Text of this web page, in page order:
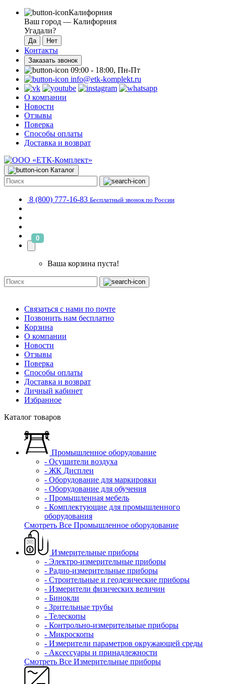
Калифорния
Ваш город — Калифорния
Угадали?
Контакты
Заказать звонок
09:00 - 18:00, Пн-Пт
info@etk-komplekt.ru
О компании
Новости
Отзывы
Поверка
Способы оплаты
Доставка и возврат
Каталог
8 (800) 777-16-83 Бесплатный звонок по России
0
Ваша корзина пуста!
Связаться с нами по почте
Позвонить нам бесплатно
Корзина
О компании
Новости
Отзывы
Поверка
Способы оплаты
Доставка и возврат
Личный кабинет
Избранное
Каталог товаров
Промышленное оборудование
- Осушители воздуха
- ЖК Дисплеи
- Оборудование для маркировки
- Оборудование для обучения
- Промышленная мебель
- Комплектующие для промышленного
оборудования
Смотреть Все Промышленное оборудование
Измерительные приборы
- Электро-измерительные приборы
- Радио-измерительные приборы
- Строительные и геодезические приборы
- Измерители физических величин
- Бинокли
- Зрительные трубы
- Телескопы
- Контрольно-измерительные приборы
- Микроскопы
- Измерители параметров окружающей среды
- Аксессуары и принадлежности
Смотреть Все Измерительные приборы